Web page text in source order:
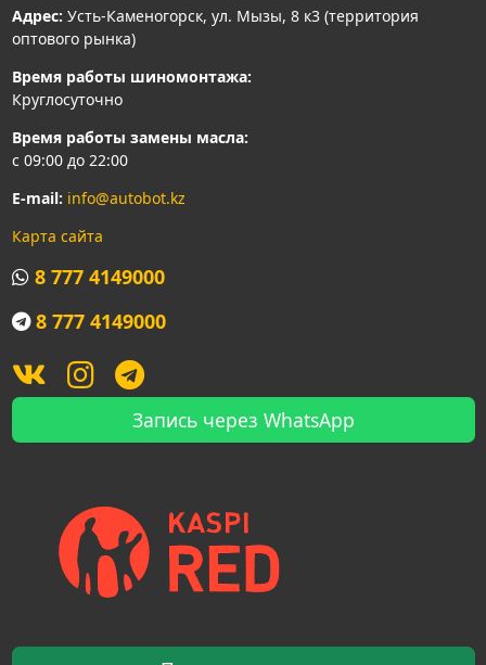
Адрес: Усть-Каменогорск, ул. Мызы, 8 к3 (территория
оптового рынка)
Время работы шиномонтажа:
Круглосуточно
Время работы замены масла:
с 09:00 до 22:00
E-mail: info@autobot.kz
Карта сайта
8 777 4149000
8 777 4149000
Запись через WhatsApp